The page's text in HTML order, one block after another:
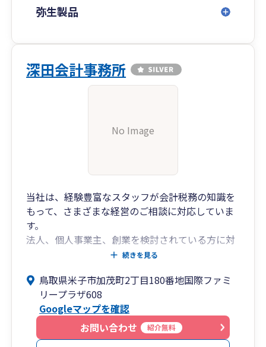
弥生製品
深田会計事務所
No Image
当社は、経験豊富なスタッフが会計税務の知識を
もって、さまざまな経営のご相談に対応していま
す。
法人、個人事業主、創業を検討されている方に対
して、会計税務相談から、法人化のご相談、資金
広くサービスを提供しています。
上記の経営相談以外に、相続申告ももちろん対応
しています。
各種ツールを利用してリモートでの支援も積極的
に対応していますので、お気軽にご相談くださ
続きを見る
鳥取県米子市加茂町2丁目180番地国際ファミ
リープラザ608
Googleマップを確認
お問い合わせ
紹介無料